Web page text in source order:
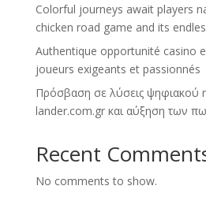
Colorful journeys await players
chicken road game and its
Authentique opportunité casino
joueurs exigeants et passionnés
Πρόσβαση σε λύσεις ψηφιακού
lander.com.gr και αύξηση των
Recent
No comments to show.